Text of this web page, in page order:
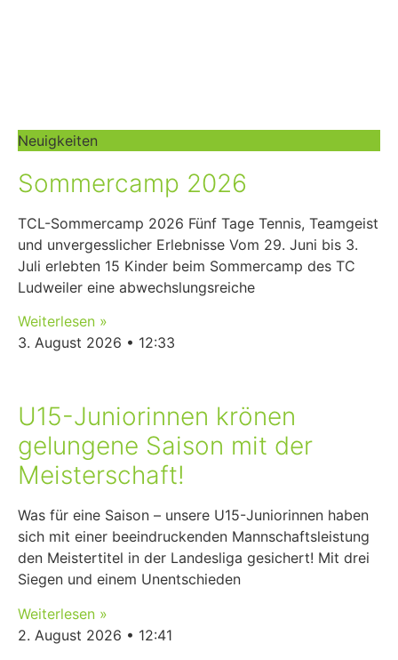
Neuigkeiten
Sommercamp 2026
TCL-Sommercamp 2026 Fünf Tage Tennis, Teamgeist
und unvergesslicher Erlebnisse Vom 29. Juni bis 3.
Juli erlebten 15 Kinder beim Sommercamp des TC
Ludweiler eine abwechslungsreiche
Weiterlesen »
3. August 2026
12:33
U15-Juniorinnen krönen
gelungene Saison mit der
Meisterschaft!
Was für eine Saison – unsere U15-Juniorinnen haben
sich mit einer beeindruckenden Mannschaftsleistung
den Meistertitel in der Landesliga gesichert! Mit drei
Siegen und einem Unentschieden
Weiterlesen »
2. August 2026
12:41